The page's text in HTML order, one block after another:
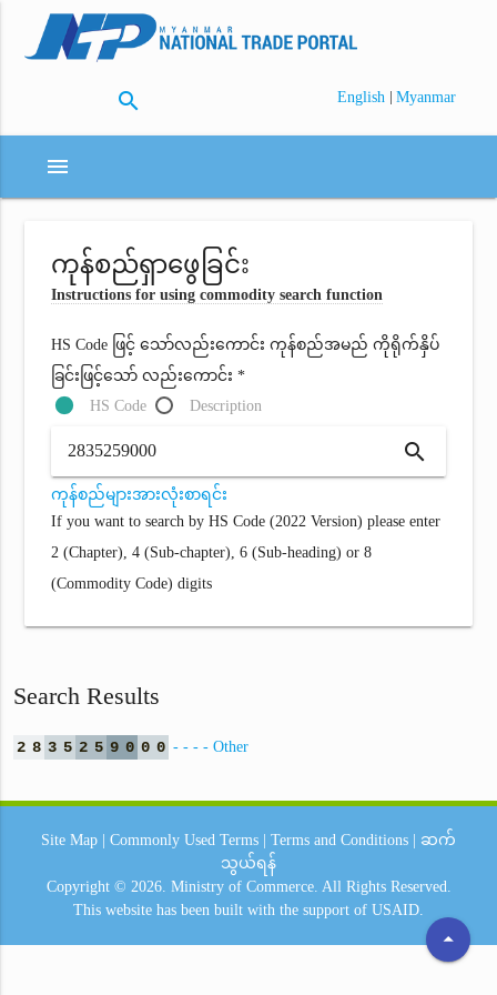
search English | Myanmar
menu
ကုန်စည်ရှာဖွေခြင်း
Instructions for using commodity search function
HS Code ဖြင့် သော်လည်းကောင်း ကုန်စည်အမည် ကိုရိုက်နှိပ်
ခြင်းဖြင့်သော် လည်းကောင်း *
HS Code
Description
search
ကုန်စည်များအားလုံးစာရင်း
If you want to search by HS Code (2022 Version) please enter
2 (Chapter), 4 (Sub-chapter), 6 (Sub-heading) or 8
(Commodity Code) digits
Search Results
2 8 3 5 2 5 9 0 0 0 - - - - Other
arrow_drop_up
Site Map Commonly Used Terms Terms and Conditions
ဆက်
သွယ်ရန်
Copyright © 2026. Ministry of Commerce. All Rights Reserved.
This website has been built with the support of USAID.